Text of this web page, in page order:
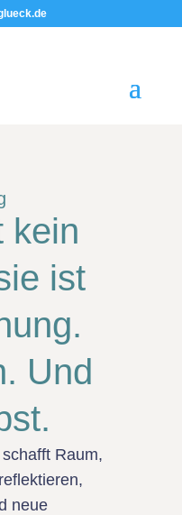
kein
ist
Und
Raum,
neue